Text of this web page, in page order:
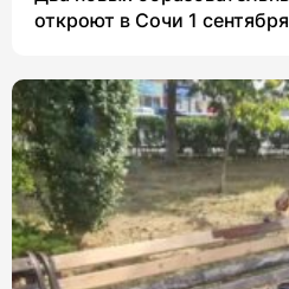
откроют в Сочи 1 сентября